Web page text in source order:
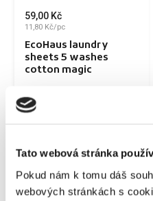
Tato webová stránka
Pokud nám k tomu dáš
webových stránkách s
59,00 Kč
11,80 Kč/pc
EcoHaus laundry
sheets 5 washes
cotton magic